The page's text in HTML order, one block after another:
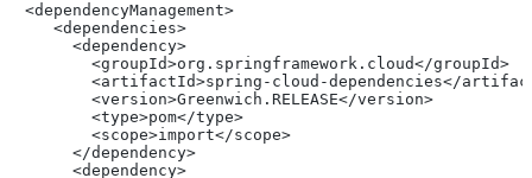
<dependencyManagement>
   <dependencies>
     <dependency>
       <groupId>org.springframework.cloud</groupId>
<artifactId>spring-cloud-dependencies</
       <version>Greenwich.RELEASE</version>
       <type>pom</type>
       <scope>import</scope>
     </dependency>
     <dependency>